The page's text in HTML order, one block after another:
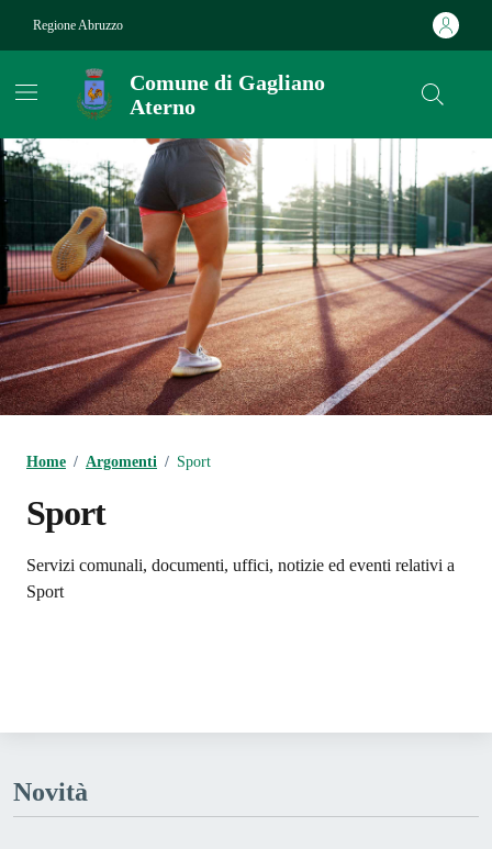
Regione Abruzzo
Comune di Gagliano
Aterno
Contenuti in evidenza
Home / Argomenti / Sport
Sport
Dettagli dell'argomento
Servizi comunali, documenti, uffici, notizie ed eventi relativi a
Sport
Novità